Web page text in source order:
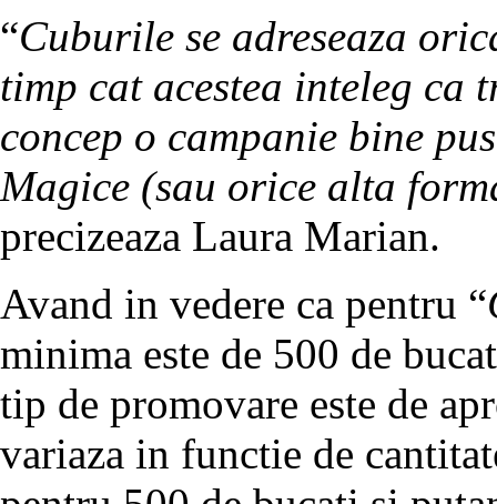
“Cuburile se adreseaza
timp cat acestea inteleg ca
concep o campanie bine
Magice (sau orice alta
precizeaza Laura Marian.
Avand in vedere ca pentru “
minima este de 500 de
tip de promovare este de
variaza in functie de